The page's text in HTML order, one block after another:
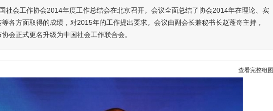
社会工作协会2014年度工作总结会在北京召开。会议全面总结了协会2014年在理论、实
各方面取得的成绩，对2015年的工作提出要求。会议由副会长兼秘书长赵蓬奇主持，
会正式更名升级为中国社会工作联合会。
查看完整组图